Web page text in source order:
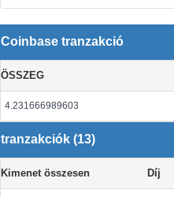
Coinbase tranzakció
ÖSSZEG
4.231666989603
tranzakciók (13)
Kimenet összesen Díj